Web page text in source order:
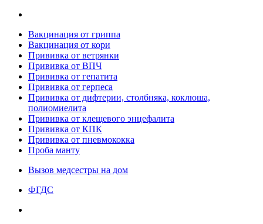
Вакцинация от гриппа
Вакцинация от кори
Прививка от ветрянки
Прививка от ВПЧ
Прививка от гепатита
Прививка от герпеса
Прививка от дифтерии, столбняка, коклюша,
полиомиелита
Прививка от клещевого энцефалита
Прививка от КПК
Прививка от пневмококка
Проба манту
Вызов медсестры на дом
ФГДС